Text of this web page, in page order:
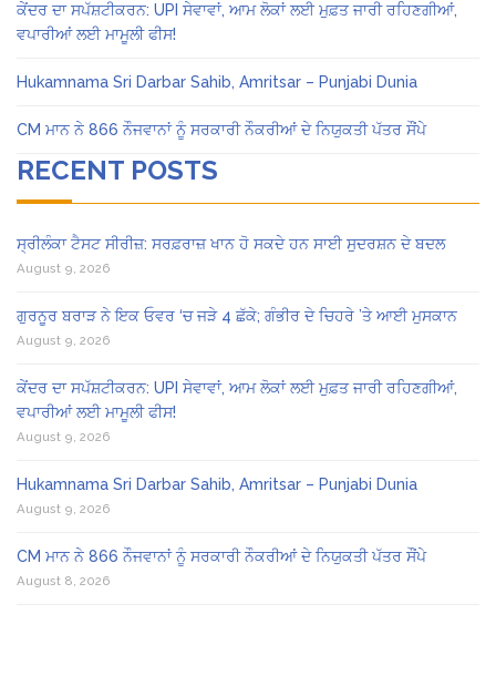
ਕੇਂਦਰ ਦਾ ਸਪੱਸ਼ਟੀਕਰਨ: UPI ਸੇਵਾਵਾਂ, ਆਮ ਲੋਕਾਂ ਲਈ ਮੁਫ਼ਤ ਜਾਰੀ ਰਹਿਣਗੀਆਂ,
ਵਪਾਰੀਆਂ ਲਈ ਮਾਮੂਲੀ ਫੀਸ!
Hukamnama Sri Darbar Sahib, Amritsar – Punjabi Dunia
CM ਮਾਨ ਨੇ 866 ਨੌਜਵਾਨਾਂ ਨੂੰ ਸਰਕਾਰੀ ਨੌਕਰੀਆਂ ਦੇ ਨਿਯੁਕਤੀ ਪੱਤਰ ਸੌਂਪੇ
RECENT POSTS
ਸ੍ਰੀਲੰਕਾ ਟੈਸਟ ਸੀਰੀਜ਼: ਸਰਫ਼ਰਾਜ਼ ਖਾਨ ਹੋ ਸਕਦੇ ਹਨ ਸਾਈ ਸੁਦਰਸ਼ਨ ਦੇ ਬਦਲ
August 9, 2026
ਗੁਰਨੂਰ ਬਰਾੜ ਨੇ ਇਕ ਓਵਰ ‘ਚ ਜੜੇ 4 ਛੱਕੇ; ਗੰਭੀਰ ਦੇ ਚਿਹਰੇ ’ਤੇ ਆਈ ਮੁਸਕਾਨ
August 9, 2026
ਕੇਂਦਰ ਦਾ ਸਪੱਸ਼ਟੀਕਰਨ: UPI ਸੇਵਾਵਾਂ, ਆਮ ਲੋਕਾਂ ਲਈ ਮੁਫ਼ਤ ਜਾਰੀ ਰਹਿਣਗੀਆਂ,
ਵਪਾਰੀਆਂ ਲਈ ਮਾਮੂਲੀ ਫੀਸ!
August 9, 2026
Hukamnama Sri Darbar Sahib, Amritsar – Punjabi Dunia
August 9, 2026
CM ਮਾਨ ਨੇ 866 ਨੌਜਵਾਨਾਂ ਨੂੰ ਸਰਕਾਰੀ ਨੌਕਰੀਆਂ ਦੇ ਨਿਯੁਕਤੀ ਪੱਤਰ ਸੌਂਪੇ
August 8, 2026